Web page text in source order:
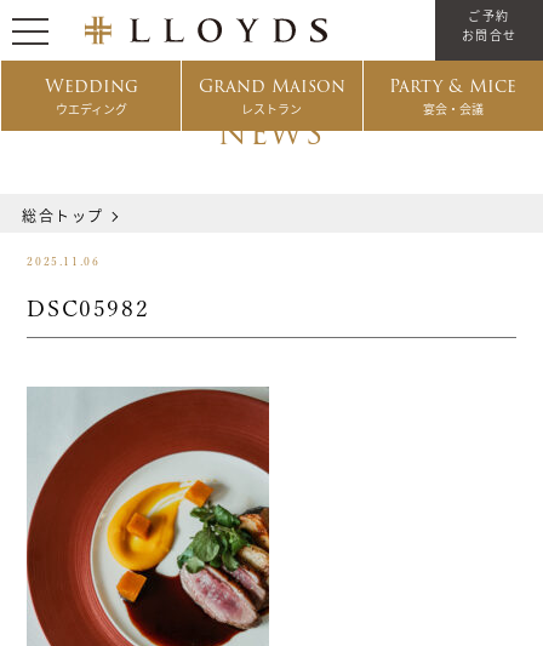
Wedding
ウエディング
Grand Maison
レストラン
Party & Mice
宴会・会議
ご予約
お問合せ
NEWS
総合トップ
2025.11.06
DSC05982